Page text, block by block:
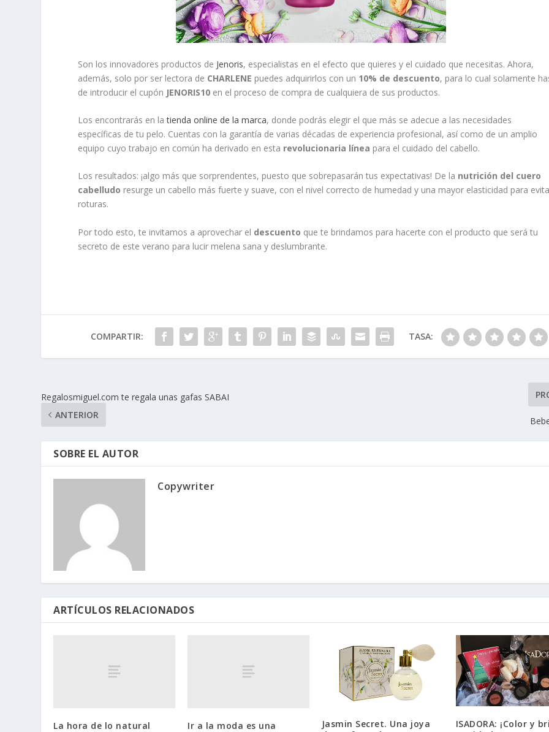
Son los innovadores productos de Jenoris, especialistas en el efecto que quieres y el cuidado que necesitas. Ahora,
además, solo por ser lectora de CHARLENE puedes adquirirlos con un 10% de descuento, para lo cual solamente
de introducir el cupón JENORIS10 en el proceso de compra de cualquiera de sus productos.
Los encontrarás en latienda online de la marca, donde podrás elegir el que más se adecue a las necesidades
específicas de tu pelo. Cuentas con la garantía de varias décadas de experiencia profesional, así como de un amplio
equipo cuyo trabajo en común ha derivado en esta revolucionaria línea para el cuidado del cabello.
Los resultados: ¡algo más que sorprendentes, puesto que sobrepasarán tus expectativas! De la nutrición del cuero
cabelludo resurge un cabello más fuerte y suave, con el nivel correcto de humedad y una mayor elasticidad para
roturas.
Por todo esto, te invitamos a aprovechar el descuento que te brindamos para hacerte con el producto que será tu
secreto de este verano para lucir melena sana y deslumbrante.
COMPARTIR: TASA:
Regalosmiguel.com te regala unas gafas SABAI
ANTERIOR
SOBRE EL AUTOR
Copywriter
ARTÍCULOS RELACIONADOS
La hora de lo natural
Ir a la moda es una
Jasmin Secret. Una joya
ISADORA: ¡Color y